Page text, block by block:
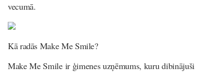
vecumā.
Kā radās Make Me Smile?
Make Me Smile ir ģimenes uzņēmums, kuru dibinājuši